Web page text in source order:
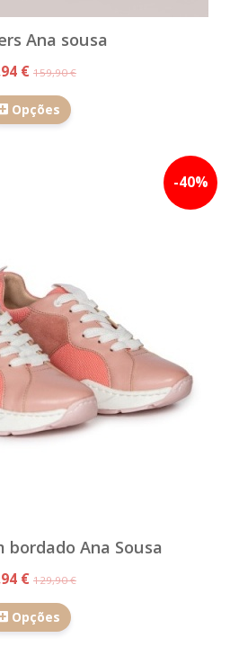
Ana sousa
€ 159,90 €
Opções
-40%
bordado Ana Sousa
€ 129,90 €
Opções